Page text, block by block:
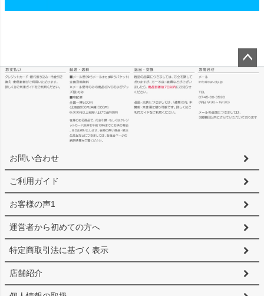
ペー
へ
お問い合わせ
ご利用ガイド
お客様の声1
運営者から初めての方へ
特定商取引法に基づく表示
店舗紹介